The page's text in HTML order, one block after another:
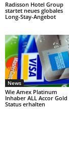
Radisson Hotel Group
startet neues globales
Long-Stay-Angebot
News
Wie Amex Platinum
Inhaber ALL Accor Gold
Status erhalten